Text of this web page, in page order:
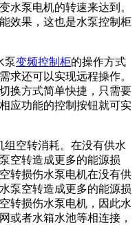
水泵电机的转速来达到。
效果，这也是水泵控制柜
泵变频控制柜的操作方式
求还可以实现远程操作。
换方式简单快捷，只需要
应功能的控制按钮就可实
组空转消耗。在没有供水
空转造成更多的能源损
转损伤水泵电机在没有供
泵空转造成更多的能源损
转损伤水泵电机，因此水
或者水箱水池等相连接，